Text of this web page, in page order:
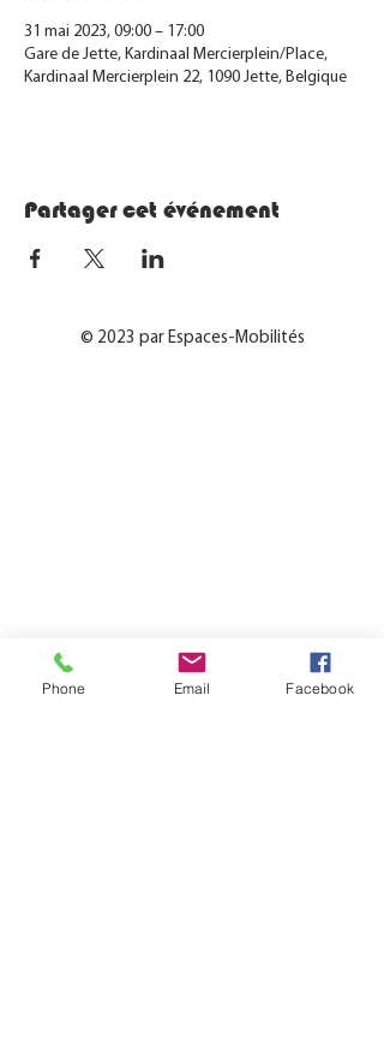
31 mai 2023, 09:00 – 17:00
Gare de Jette, Kardinaal Mercierplein/Place,
Kardinaal Mercierplein 22, 1090 Jette, Belgique
Partager cet événement
© 2023 par Espaces-Mobilités
Phone Email Facebook